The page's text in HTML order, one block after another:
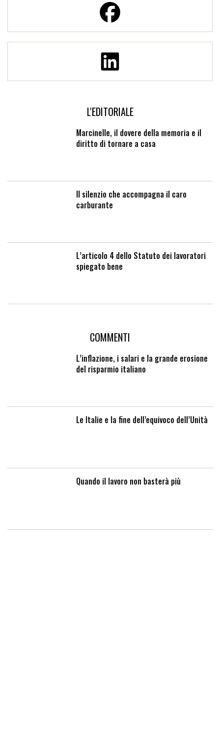
L'EDITORIALE
Marcinelle, il dovere della memoria e il
diritto di tornare a casa
Il silenzio che accompagna il caro
carburante
L’articolo 4 dello Statuto dei lavoratori
spiegato bene
COMMENTI
L’inflazione, i salari e la grande erosione
del risparmio italiano
Le Italie e la fine dell’equivoco dell’Unità
Quando il lavoro non basterà più